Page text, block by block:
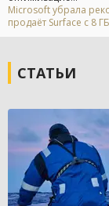
Microsoft убрала
продаёт Surface с 8 ГБ
СТАТЬИ